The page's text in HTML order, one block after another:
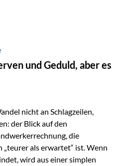
jedoch nicht die
einer stark ausgeweiteten
Verschiebungen an den
Gold ein bewährter Anker.
und Geduld, aber es
nicht an Schlagzeilen,
der Blick auf den
die
als erwartet“ ist. Wenn
wird aus einer simplen